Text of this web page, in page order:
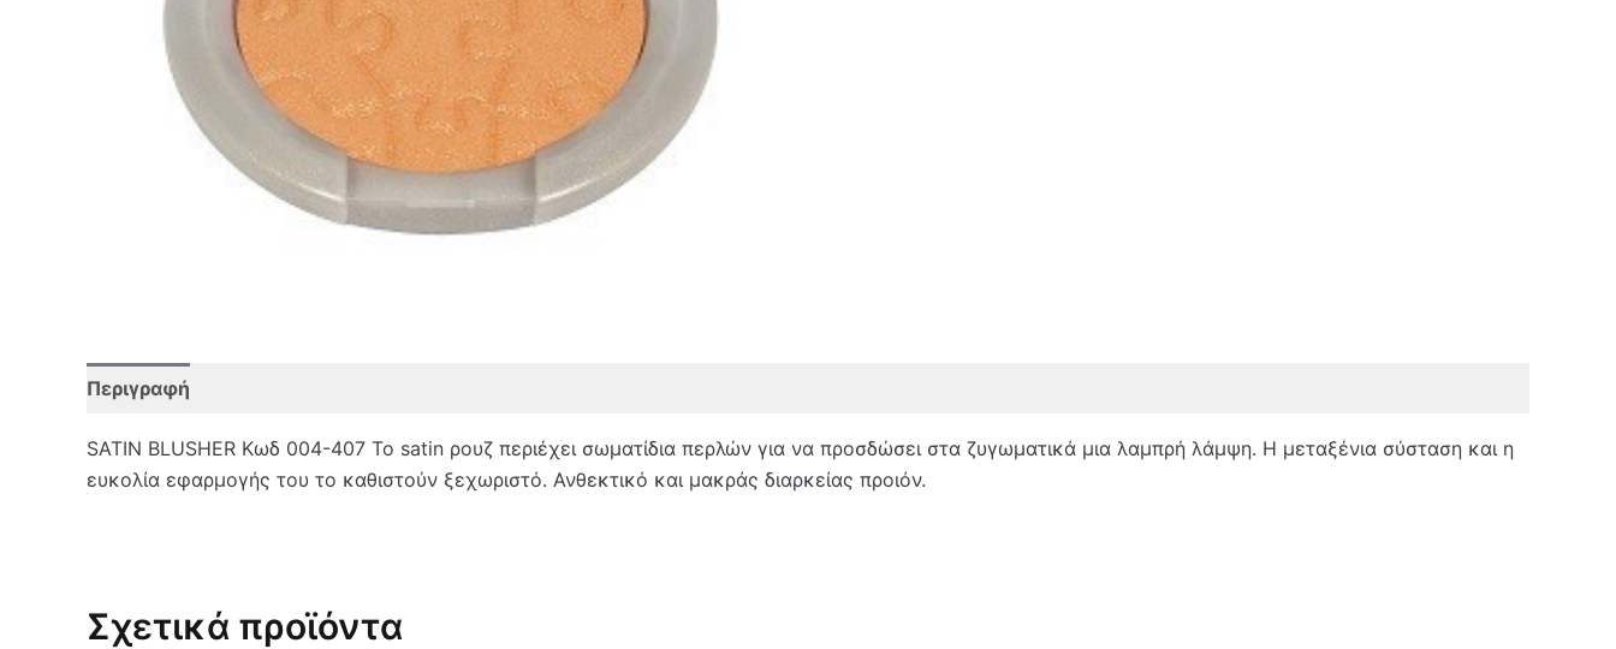
Περιγραφή
SATIN BLUSHER Κωδ 004-407 Το satin ρουζ περιέχει σωματίδια περλών για να προσδώσει στα ζυγωματικά μια λαμπρή λάμψη. Η μεταξένια σύσταση και η
ευκολία εφαρμογής του το καθιστούν ξεχωριστό. Ανθεκτικό και μακράς διαρκείας προιόν.
Σχετικά προϊόντα